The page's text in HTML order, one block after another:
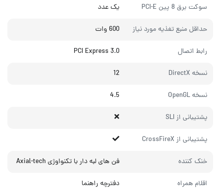
سوکت برق 8 پین PCI-E یک عدد
حداقل منبع تغذیه مورد نیاز 600 وات
رابط اتصال PCI Express 3.0
نسخه DirectX 12
نسخه OpenGL 4.5
پشتیبانی از SLI
پشتیبانی از CrossFireX
خنک‌ کننده فن های لبه دار با تکنواوژی Axial-tech
اقلام همراه دفترچه راهنما